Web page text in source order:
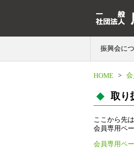
振興会に
HOME > 会
取り
ここから先
会員専用ペ
会員専用ペ